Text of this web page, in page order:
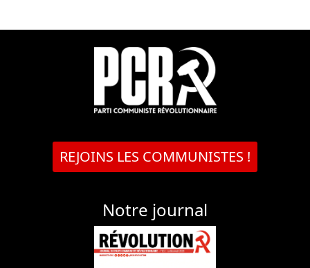
REJOINS LES COMMUNISTES !
Notre journal